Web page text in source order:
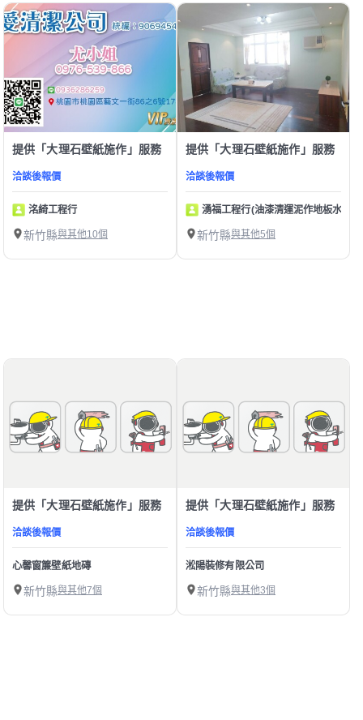
提供「大理石壁紙施作」服務
洽談後報價
洺綺工程行
新竹縣與其他10個
提供「大理石壁紙施作」服務
洽談後報價
湧福工程行(油漆清運泥作地板水電
新竹縣與其他5個
提供「大理石壁紙施作」服務
洽談後報價
心馨窗簾壁紙地磚
新竹縣與其他7個
提供「大理石壁紙施作」服務
洽談後報價
淞陽裝修有限公司
新竹縣與其他3個